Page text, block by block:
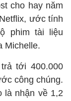
cho hay năm
ước tính
phim tài liệu
Michelle.
tới 400.000
công chúng.
là nhận về 1,2